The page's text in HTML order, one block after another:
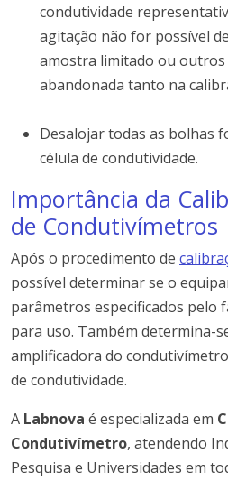
condutividade
agitação não for possível
amostra limitado ou
abandonada tanto na
Desalojar todas as bolhas
célula de condutividade.
Importância da
de Condutivímetros
Após o procedimento de
possível determinar se o
parâmetros especificados pelo
para uso. Também determina-
amplificadora do
de condutividade.
A Labnova é especializada em
Condutivímetro, atendendo
Pesquisa e Universidades em